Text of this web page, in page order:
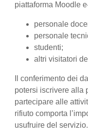
piattaforma Moodle
personale
personale
studenti;
altri visitatori
Il conferimento dei
potersi iscrivere alla
partecipare alle
rifiuto comporta
usufruire del servizio.